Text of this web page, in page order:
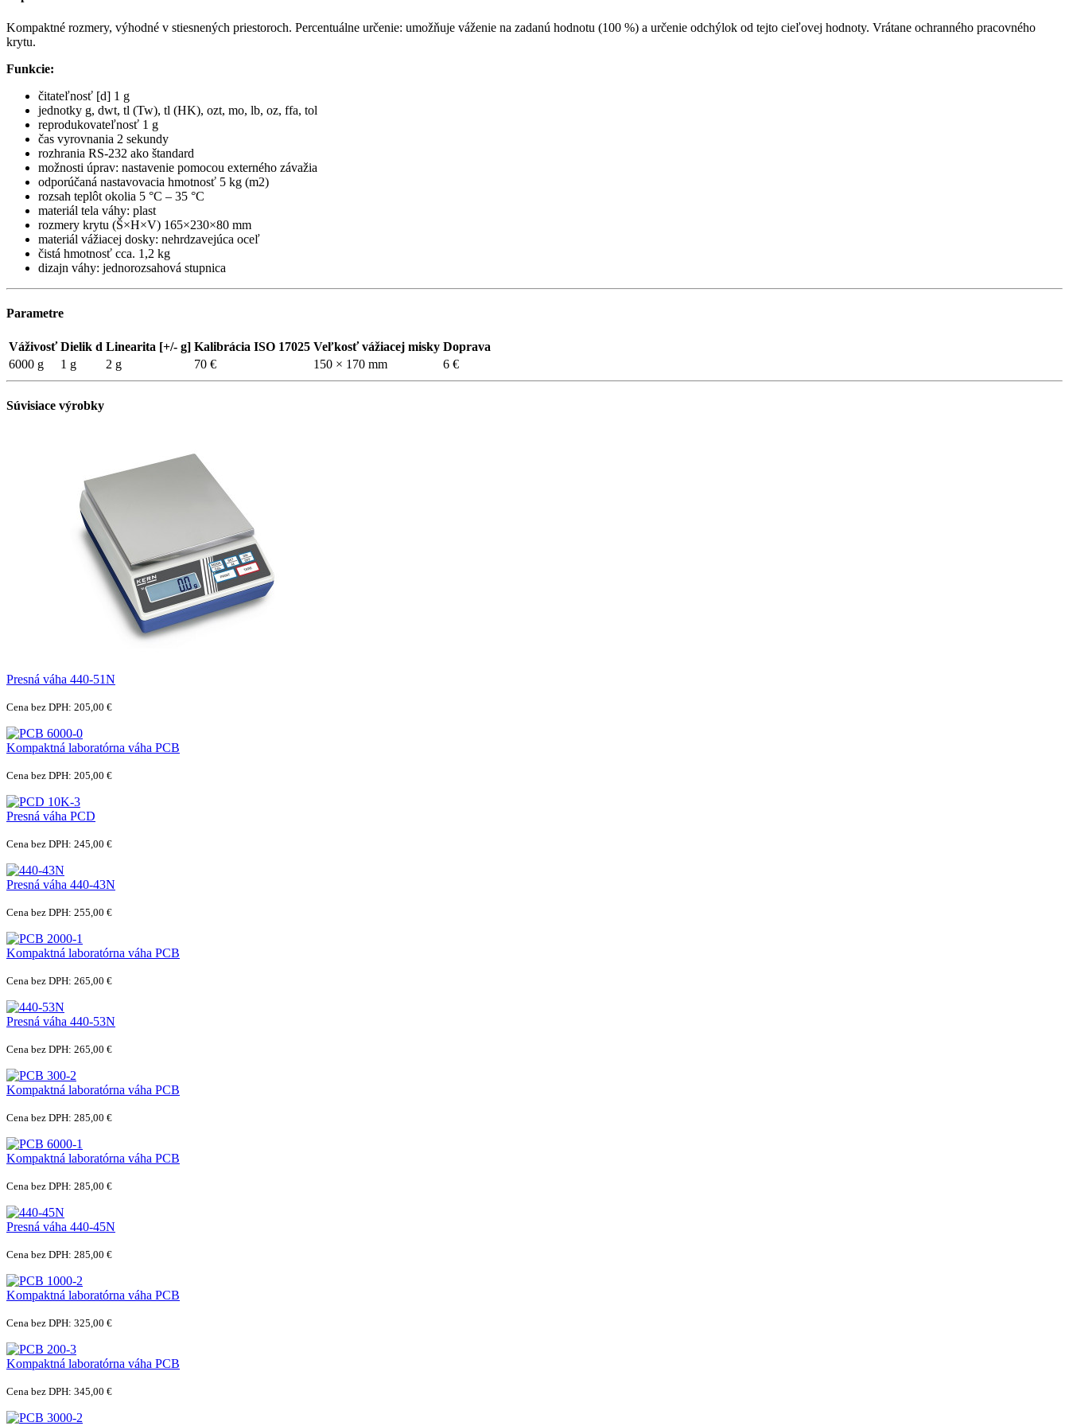
Kompaktné rozmery, výhodné v stiesnených priestoroch. Percentuálne určenie: umožňuje váženie na zadanú hodnotu (100 %) a určenie odchýlok od tejto cieľovej hodnoty. Vrátane ochranného pracovného
krytu.
Funkcie:
čitateľnosť [d] 1 g
jednotky g, dwt, tl (Tw), tl (HK), ozt, mo, lb, oz, ffa, tol
reprodukovateľnosť 1 g
čas vyrovnania 2 sekundy
rozhrania RS-232 ako štandard
možnosti úprav: nastavenie pomocou externého závažia
odporúčaná nastavovacia hmotnosť 5 kg (m2)
rozsah teplôt okolia 5 °C – 35 °C
materiál tela váhy: plast
rozmery krytu (Š×H×V) 165×230×80 mm
materiál vážiacej dosky: nehrdzavejúca oceľ
čistá hmotnosť cca. 1,2 kg
dizajn váhy: jednorozsahová stupnica
Parametre
Váživosť Dielik d Linearita [+/- g] Kalibrácia ISO 17025 Veľkosť vážiacej misky Doprava
6000 g
1 g 2 g 70 € 150 × 170 mm 6 €
Súvisiace výrobky
Presná váha 440-51N
Cena bez DPH: 205,00 €
Kompaktná laboratórna váha PCB
Cena bez DPH: 205,00 €
Presná váha PCD
Cena bez DPH: 245,00 €
Presná váha 440-43N
Cena bez DPH: 255,00 €
Kompaktná laboratórna váha PCB
Cena bez DPH: 265,00 €
Presná váha 440-53N
Cena bez DPH: 265,00 €
Kompaktná laboratórna váha PCB
Cena bez DPH: 285,00 €
Kompaktná laboratórna váha PCB
Cena bez DPH: 285,00 €
Presná váha 440-45N
Cena bez DPH: 285,00 €
Kompaktná laboratórna váha PCB
Cena bez DPH: 325,00 €
Kompaktná laboratórna váha PCB
Cena bez DPH: 345,00 €